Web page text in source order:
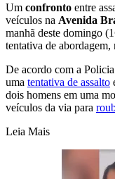
Um confronto entre
veículos na Avenida
manhã deste domingo
tentativa de
De acordo com a
uma tentativa de assalto
dois homens em uma
veículos da via para
Leia Mais